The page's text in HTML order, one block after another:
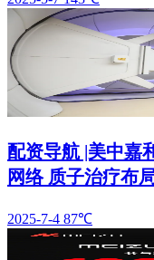
配资导航 |美中嘉
网络 质子治疗布
2025-7-4 87℃